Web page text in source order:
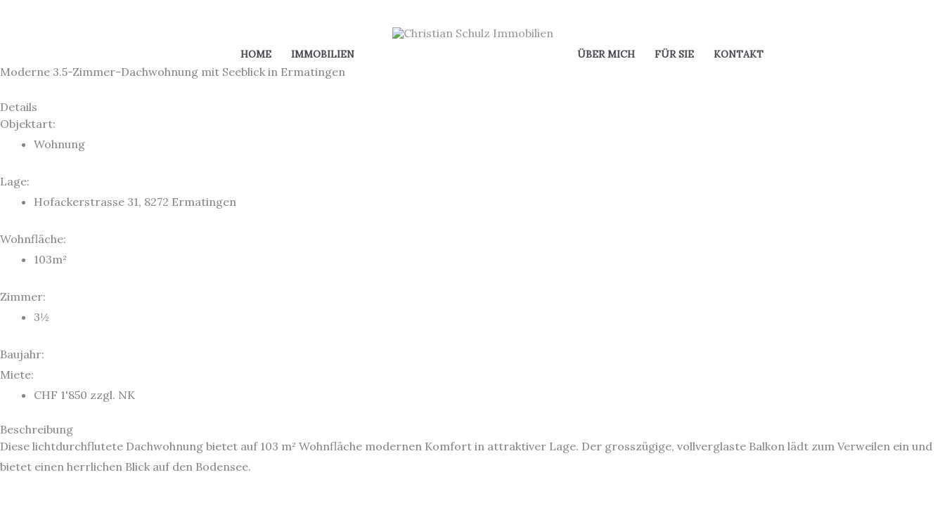
HOME IMMOBILIEN ÜBER MICH FÜR SIE KONTAKT
Moderne 3.5-Zimmer-Dachwohnung mit Seeblick in Ermatingen
Details
Objektart:
Wohnung
Lage:
Hofackerstrasse 31, 8272 Ermatingen
Wohnfläche:
103m²
Zimmer:
3½
Baujahr:
Miete:
CHF 1'850 zzgl. NK
Beschreibung
Diese lichtdurchflutete Dachwohnung bietet auf 103 m² Wohnfläche modernen Komfort in attraktiver Lage. Der grosszügige, vollverglaste Balkon lädt zum Verweilen ein und
bietet einen herrlichen Blick auf den Bodensee.